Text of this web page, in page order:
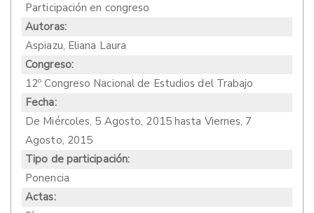
Participación en congreso
Autoras:
Aspiazu, Eliana Laura
Congreso:
12º Congreso Nacional de Estudios del Trabajo
Fecha:
De Miércoles, 5 Agosto, 2015hasta Viernes, 7
Agosto, 2015
Tipo de participación:
Ponencia
Actas: